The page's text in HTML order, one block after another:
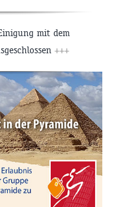
mit dem
+++